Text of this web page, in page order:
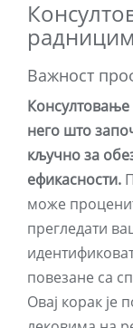
Важност
него што
кључно за
ефикасности.
може
прегледати
повезане са
Овај корак